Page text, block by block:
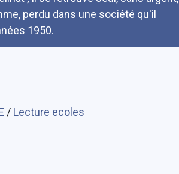
perdu dans une société qu'il
1950.
/ Lecture ecoles